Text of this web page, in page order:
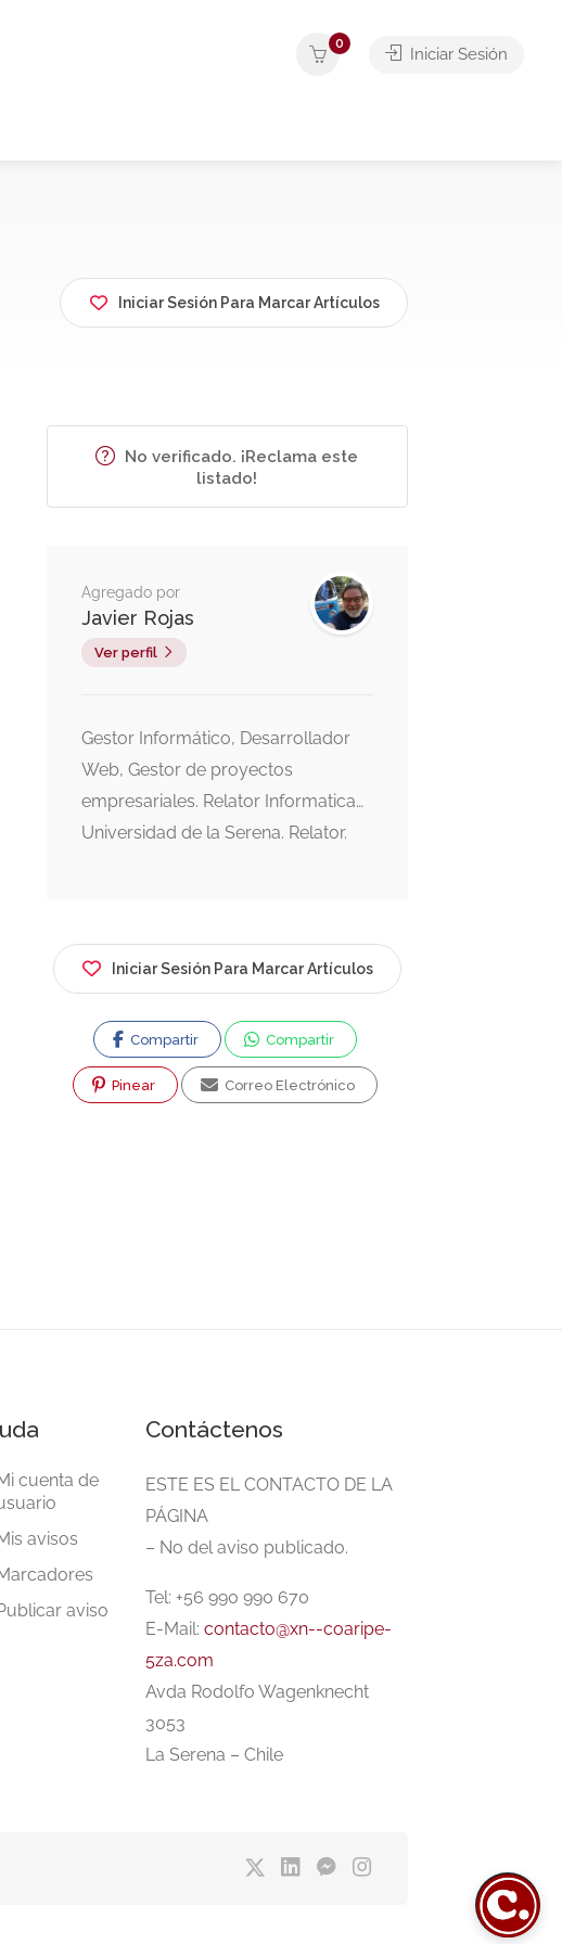
0
Iniciar Sesión
Iniciar Sesión Para Marcar Artículos
No verificado. ¡Reclama este
listado!
Agregado por
Javier Rojas
Ver perfil
Gestor Informático, Desarrollador
Web, Gestor de proyectos
empresariales. Relator Informatica
Universidad de la Serena. Relator.
Sweden. SEO Casas Los Hualles de
Coñaripe. Editor
Webmediabook.com. Community
Manager Coñaripe.com.
Iniciar Sesión Para Marcar Artículos
Compartir Compartir
Pinear Correo Electrónico
cuenta de
avisos
aviso
Contáctenos
ESTE ES EL CONTACTO DE LA
PÁGINA
– No del aviso publicado.
Tel: +56 990 990 670
E-Mail: contacto@xn--coaripe-
5za.com
Avda Rodolfo Wagenknecht
3053
La Serena – Chile